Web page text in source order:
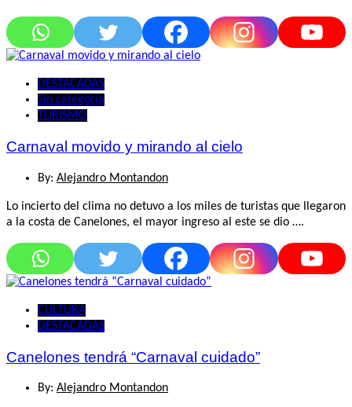
DESTACADAS
Sin categoría
TURISMO
Carnaval movido y mirando al cielo
By: Alejandro Montandon
Lo incierto del clima no detuvo a los miles de turistas que llegaron
a la costa de Canelones, el mayor ingreso al este se dio ….
CULTURA
DESTACADAS
Canelones tendrá “Carnaval cuidado”
By: Alejandro Montandon